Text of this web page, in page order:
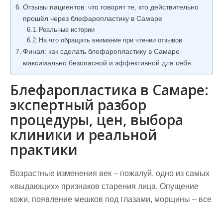
Отзывы пациентов: что говорят те, кто действительно
прошёл через блефаропластику в Самаре
Реальные истории
На что обращать внимание при чтении отзывов
Финал: как сделать блефаропластику в Самаре
максимально безопасной и эффективной для себя
Блефаропластика в Самаре:
экспертный разбор
процедуры, цен, выбора
клиники и реальной
практики
Возрастные изменения век – пожалуй, одно из самых
«выдающих» признаков старения лица. Опущение
кожи, появление мешков под глазами, морщины – все